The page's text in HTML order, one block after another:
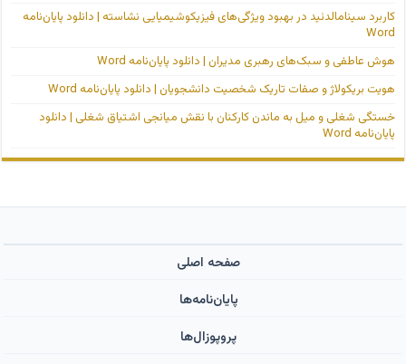
کاربرد سینامالدئید در بهبود ویژگی‌های فیزیکوشیمیایی نشاسته | دانلود پایان‌نامه
Word
هوش عاطفی و سبک‌های رهبری مدیران | دانلود پایان‌نامه Word
هویت بریکولاژ و صفات تاریک شخصیت دانشجویان | دانلود پایان‌نامه Word
خستگی شغلی و میل به ماندن کارکنان با نقش میانجی اشتیاق شغلی | دانلود
پایان‌نامه Word
صفحه اصلی
پایان‌نامه‌ها
پروپوزال‌ها